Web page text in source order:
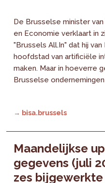
De Brusselse minister
en Economie verklaart in
"Brussels All.In" dat hij
hoofdstad van artificiële
maken. Maar in hoeverre
Brusselse
→ bisa.brussels
Maandelijkse
gegevens (juli
zes bijgewerkte